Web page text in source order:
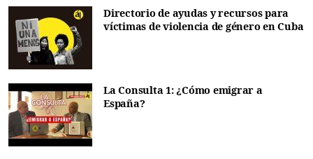
Directorio de ayudas y recursos para
víctimas de violencia de género en Cuba
La Consulta 1: ¿Cómo emigrar a
España?